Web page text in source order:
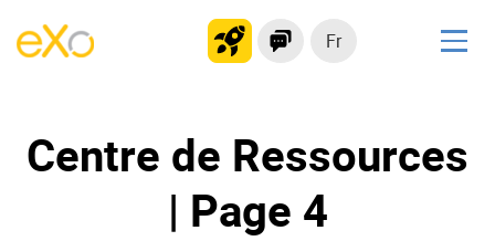
Fr
Plateforme collaborative
Réseau social
Hub de connaissances
Centre de Ressources
| Page 4